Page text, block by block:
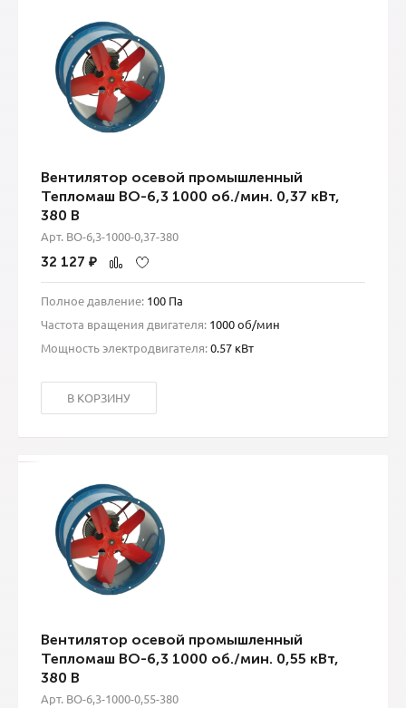
Вентилятор осевой промышленный
Тепломаш ВО-6,3 1000 об./мин. 0,37 кВт,
380 В
Арт. ВО-6,3-1000-0,37-380
32 127 ₽
Полное давление: 100 Па
Частота вращения двигателя: 1000 об/мин
Мощность электродвигателя:0.57 кВт
В КОРЗИНУ
Вентилятор осевой промышленный
Тепломаш ВО-6,3 1000 об./мин. 0,55 кВт,
380 В
Арт. ВО-6,3-1000-0,55-380